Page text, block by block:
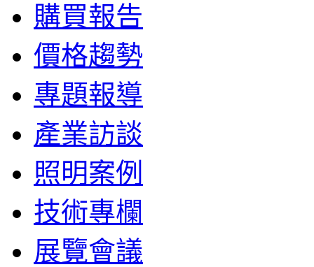
購買報告
價格趨勢
專題報導
產業訪談
照明案例
技術專欄
展覽會議